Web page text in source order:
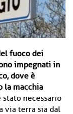
fuoco dei
impegnati in
dove è
la macchia
necessario
via terra sia dal